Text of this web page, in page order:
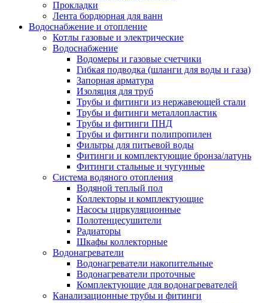
Прокладки
Лента бордюрная для ванн
Водоснабжение и отопление
Котлы газовые и электрические
Водоснабжение
Водомеры и газовые счетчики
Гибкая подводка (шланги для воды и газа)
Запорная арматура
Изоляция для труб
Трубы и фитинги из нержавеющей стали
Трубы и фитинги металлопластик
Трубы и фитинги ПНД
Трубы и фитинги полипропилен
Фильтры для питьевой воды
Фитинги и комплектующие бронза/латунь
Фитинги стальные и чугунные
Система водяного отопления
Водяной теплый пол
Коллекторы и комплектующие
Насосы циркуляционные
Полотенцесушители
Радиаторы
Шкафы коллекторные
Водонагреватели
Водонагреватели накопительные
Водонагреватели проточные
Комплектующие для водонагревателей
Канализационные трубы и фитинги